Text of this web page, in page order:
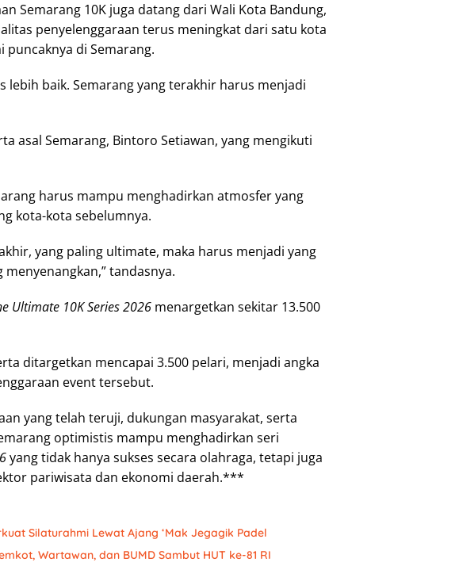
Semarang 10K juga datang dari Wali Kota Bandung,
penyelenggaraan terus meningkat dari satu kota
puncaknya di Semarang.
lebih baik. Semarang yang terakhir harus menjadi
asal Semarang, Bintoro Setiawan, yang mengikuti
harus mampu menghadirkan atmosfer yang
kota-kota sebelumnya.
yang paling ultimate, maka harus menjadi yang
tandasnya.
Ultimate 10K Series 2026 menargetkan sekitar 13.500
ditargetkan mencapai 3.500 pelari, menjadi angka
event tersebut.
yang telah teruji, dukungan masyarakat, serta
optimistis mampu menghadirkan seri
yang tidak hanya sukses secara olahraga, tetapi juga
pariwisata dan ekonomi daerah.***
Silaturahmi Lewat Ajang ‘Mak Jegagik Padel
Wartawan, dan BUMD Sambut HUT ke-81 RI